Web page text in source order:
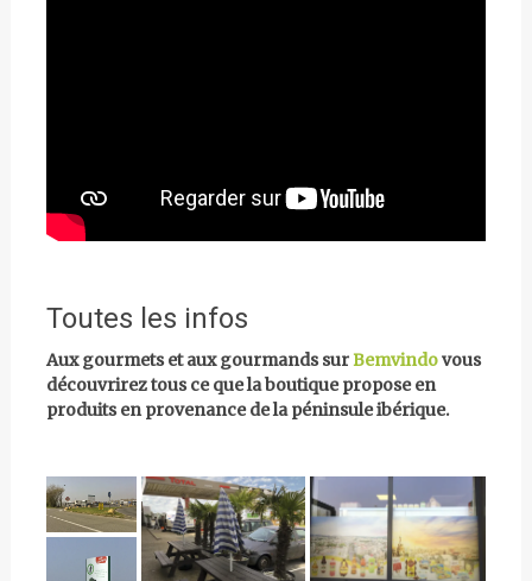
Toutes les infos
Aux gourmets et aux gourmands surBemvindovous
découvrirez tous ce que la boutique propose en
produits en provenance de la péninsule ibérique.